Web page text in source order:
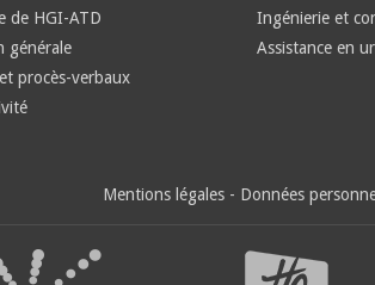
de HGI-ATD
générale
procès-verbaux
Ingénierie et
Assistance en
Mentions légales - Données